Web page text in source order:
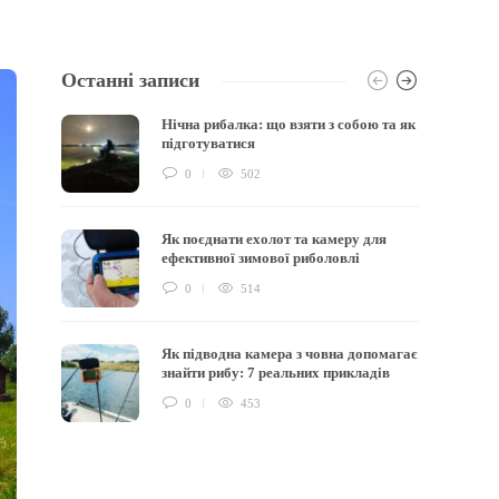
Останні записи
Нічна рибалка: що взяти з собою та як
підготуватися
0 502
Як поєднати ехолот та камеру для
ефективної зимової риболовлі
0 514
Як підводна камера з човна допомагає
знайти рибу: 7 реальних прикладів
0 453